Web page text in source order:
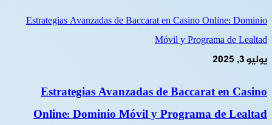
Estrategias Avanzadas de Baccarat en Casino Online: Dominio
Móvil y Programa de Lealtad
يوليو 3, 2025
Estrategias Avanzadas de Baccarat en Casino
Online: Dominio Móvil y Programa de Lealtad